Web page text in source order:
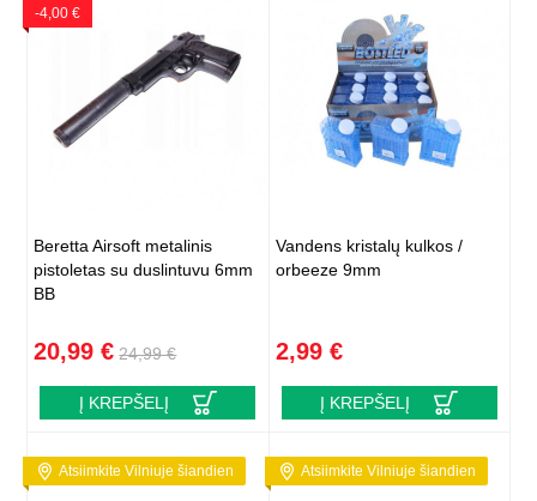
-4,00 €
Beretta Airsoft metalinis
pistoletas su duslintuvu 6mm
BB
20,99 € 24,99 €
Į KREPŠELĮ
Vandens kristalų kulkos /
orbeeze 9mm
2,99 €
Į KREPŠELĮ
Atsiimkite Vilniuje šiandien Atsiimkite Vilniuje šiandien